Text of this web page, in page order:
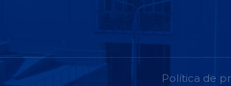
Política de